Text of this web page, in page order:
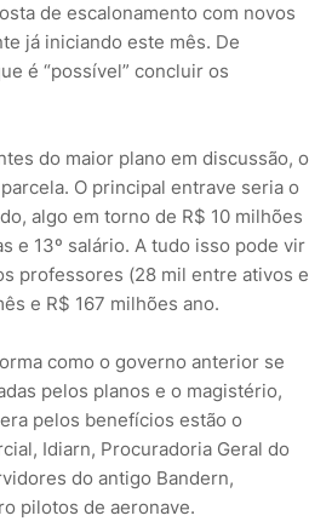
de escalonamento com novos
já iniciando este mês. De
é “possível” concluir os
do maior plano em discussão, o
O principal entrave seria o
algo em torno de R$ 10 milhões
e 13º salário. A tudo isso pode vir
professores (28 mil entre ativos e
e R$ 167 milhões ano.
como o governo anterior se
pelos planos e o magistério,
pelos benefícios estão o
Idiarn, Procuradoria Geral do
do antigo Bandern,
pilotos de aeronave.